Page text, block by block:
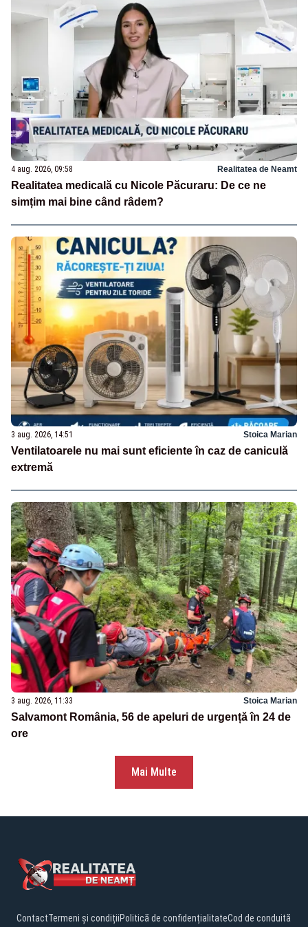
4 aug. 2026, 09:58 Realitatea de Neamt
Realitatea medicală cu Nicole Păcuraru: De ce ne
simțim mai bine când râdem?
3 aug. 2026, 14:51 Stoica Marian
Ventilatoarele nu mai sunt eficiente în caz de caniculă
extremă
3 aug. 2026, 11:33 Stoica Marian
Salvamont România, 56 de apeluri de urgență în 24 de
ore
Mai Multe
ContactTermeni și condițiiPolitică de confidențialitateCod de conduită